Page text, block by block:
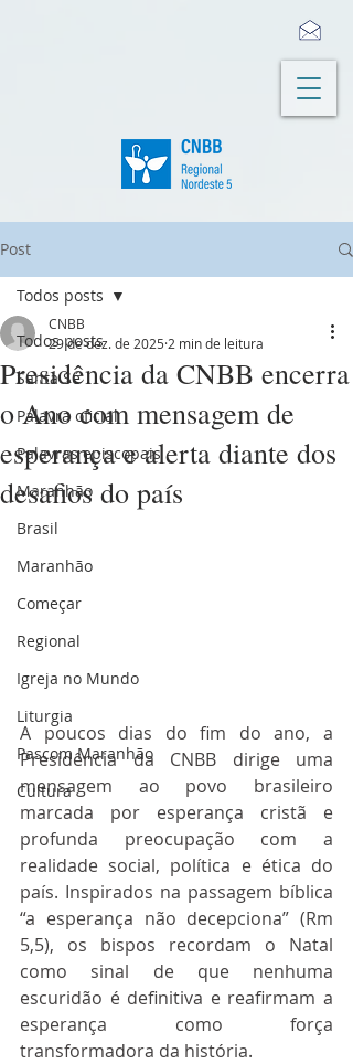
Post
Todos posts
Santa Sé
Palavra oficial
Palavras episcopais
Maranhão
Brasil
Maranhão
Começar
Regional
Igreja no Mundo
Liturgia
Pascom Maranhão
Cultura
Todos posts
Presidência da CNBB encerra
o Ano com mensagem de
esperança e alerta diante dos
desafios do país
CNBB
29 de dez. de 2025 2 min de leitura
A poucos dias do fim do ano, a
Presidência da CNBB dirige uma
mensagem ao povo brasileiro
marcada por esperança cristã e
profunda preocupação com a
realidade social, política e ética do
país. Inspirados na passagem bíblica
“a esperança não decepciona” (Rm
5,5), os bispos recordam o Natal
como sinal de que nenhuma
escuridão é definitiva e reafirmam a
esperança como força
transformadora da história.